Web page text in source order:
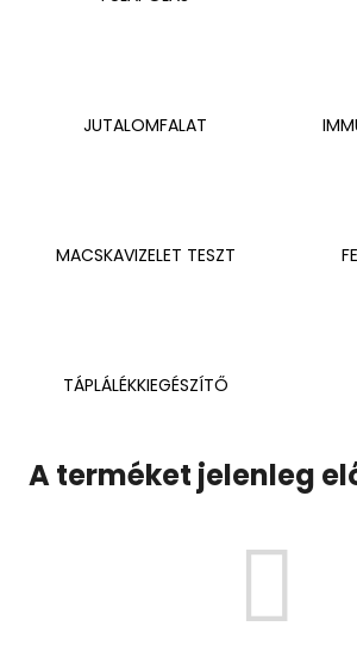
JUTALOMFALAT
MACSKAVIZELET TESZT
TÁPLÁLÉKKIEGÉSZÍTŐ
A terméket jelenleg